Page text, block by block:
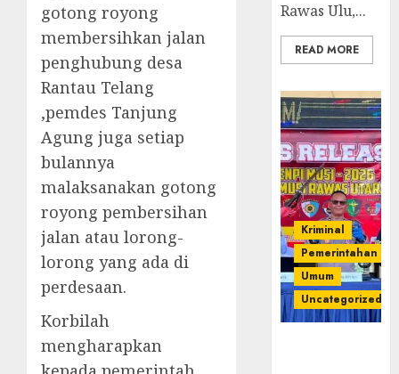
gotong royong
membersihkan jalan
penghubung desa
Rantau Telang
,pemdes Tanjung
Agung juga setiap
bulannya
malaksanakan gotong
royong pembersihan
jalan atau lorong-
lorong yang ada di
perdesaan.
Korbilah
mengharapkan
Rawas Ulu,...
READ MORE
Kriminal
Pemerintahan
Umum
Uncategorized